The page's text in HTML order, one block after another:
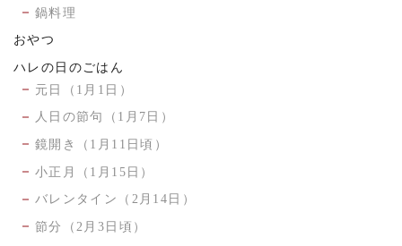
鍋料理
おやつ
ハレの日のごはん
元日（1月1日）
人日の節句（1月7日）
鏡開き（1月11日頃）
小正月（1月15日）
バレンタイン（2月14日）
節分（2月3日頃）